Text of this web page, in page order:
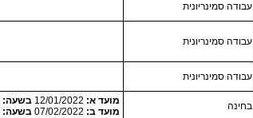
עבודה סמינריונית
עבודה סמינריונית
עבודה סמינריונית
בחינה מועד א: 12/01/2022 בשעה:
מועד ב: 07/02/2022 בשעה: